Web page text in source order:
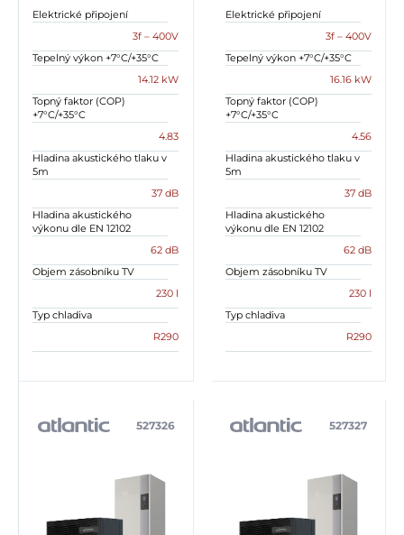
Elektrické připojení
3f – 400V
Tepelný výkon +7°C/+35°C
14.12 kW
Topný faktor (COP)
+7°C/+35°C
4.83
Hladina akustického tlaku v
5m
37 dB
Hladina akustického
výkonu dle EN 12102
62 dB
Objem zásobníku TV
230 l
Typ chladiva
R290
Elektrické připojení
3f – 400V
Tepelný výkon +7°C/+35°C
16.16 kW
Topný faktor (COP)
+7°C/+35°C
4.56
Hladina akustického tlaku v
5m
37 dB
Hladina akustického
výkonu dle EN 12102
62 dB
Objem zásobníku TV
230 l
Typ chladiva
R290
527326 527327